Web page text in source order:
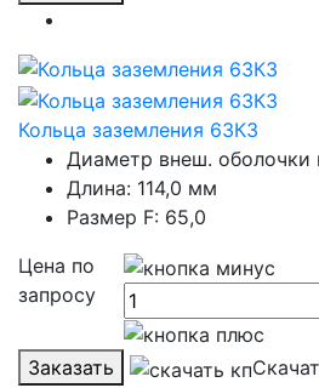
Кольца заземления 63КЗ
Диаметр внеш.
Длина: 114,0 мм
Размер F: 65,0
Цена по
запросу
Заказать